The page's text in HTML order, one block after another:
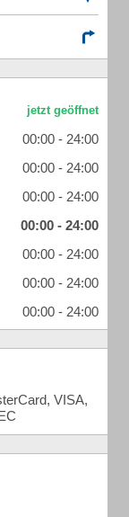
00:00 - 24:00
00:00 - 24:00
00:00 - 24:00
00:00 - 24:00
00:00 - 24:00
00:00 - 24:00
00:00 - 24:00
VISA,